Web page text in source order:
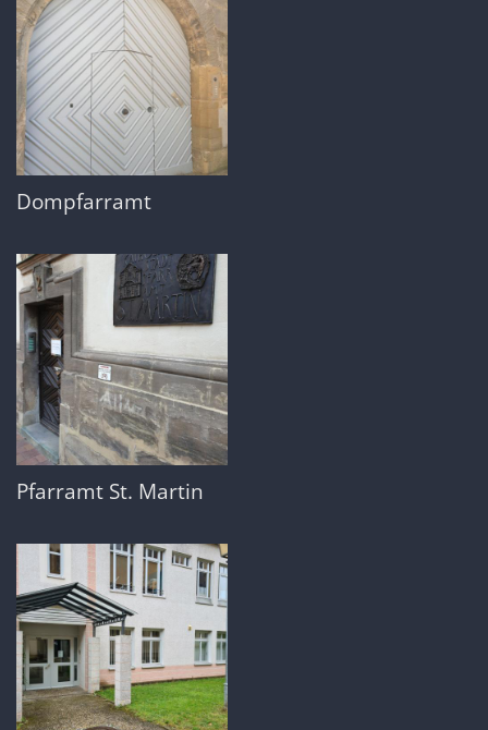
Dompfarramt
Pfarramt St. Martin